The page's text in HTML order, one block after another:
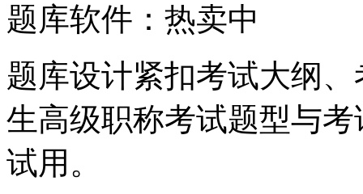
题库软件：热卖中
题库设计紧扣考试大纲
生高级职称考试题型与
试用。